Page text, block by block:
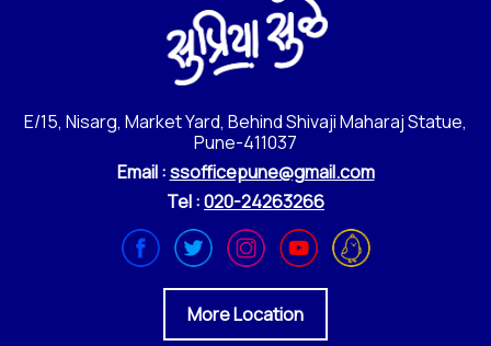
E/15, Nisarg, Market Yard, Behind Shivaji Maharaj Statue,
Pune-411037
Email :ssofficepune@gmail.com
Tel :020-24263266
More Location